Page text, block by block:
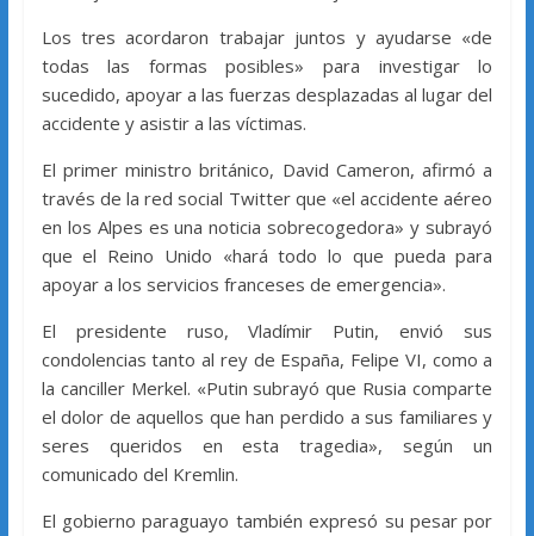
Los tres acordaron trabajar juntos y ayudarse «de
todas las formas posibles» para investigar lo
sucedido, apoyar a las fuerzas desplazadas al lugar del
accidente y asistir a las víctimas.
El primer ministro británico, David Cameron, afirmó a
través de la red social Twitter que «el accidente aéreo
en los Alpes es una noticia sobrecogedora» y subrayó
que el Reino Unido «hará todo lo que pueda para
apoyar a los servicios franceses de emergencia».
El presidente ruso, Vladímir Putin, envió sus
condolencias tanto al rey de España, Felipe VI, como a
la canciller Merkel. «Putin subrayó que Rusia comparte
el dolor de aquellos que han perdido a sus familiares y
seres queridos en esta tragedia», según un
comunicado del Kremlin.
El gobierno paraguayo también expresó su pesar por